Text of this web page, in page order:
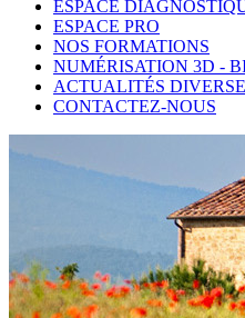
ESPACE
ESPACE PRO
NOS FORMATIONS
NUMÉRISATION 3D -
ACTUALITÉS
CONTACTEZ-NOUS